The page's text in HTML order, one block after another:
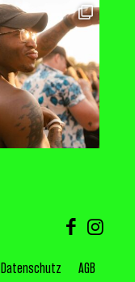
Datenschutz AGB